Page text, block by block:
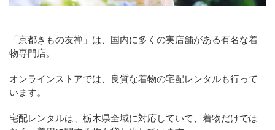
「京都きもの友禅」は、国内に多くの実店舗がある有名な着
物専門店。
オンラインストアでは、良質な着物の宅配レンタルも行って
います。
宅配レンタルは、栃木県全域に対応していて、着物だけでは